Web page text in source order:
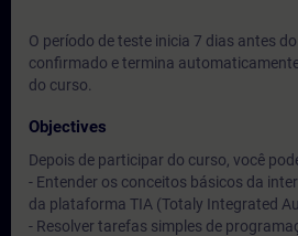
O período de teste inicia 7 dias antes
confirmado e termina
do curso.
Objectives
Depois de participar do curso, você
- Entender os conceitos básicos da
da plataforma TIA (Totaly Integrated
- Resolver tarefas simples de